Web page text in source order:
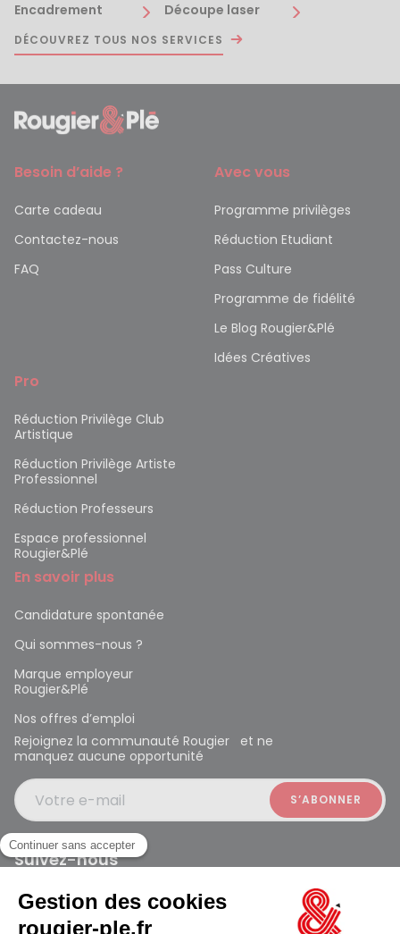
Encadrement Découpe laser
DÉCOUVREZ TOUS NOS SERVICES
Besoin d’aide ?
Carte cadeau
Contactez-nous
FAQ
Avec vous
Programme privilèges
Réduction Etudiant
Pass Culture
Programme de fidélité
Le Blog Rougier&Plé
Idées Créatives
Pro
Réduction Privilège Club
Artistique
Réduction Privilège Artiste
Professionnel
Réduction Professeurs
Espace professionnel
Rougier&Plé
En savoir plus
Candidature spontanée
Qui sommes-nous ?
Marque employeur
Rougier&Plé
Nos offres d’emploi
Rejoignez la communauté Rougier et ne
manquez aucune opportunité
Votre e-mail
Suivez-nous